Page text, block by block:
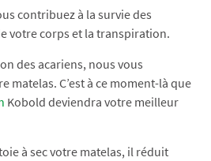
contribuez à la survie des
votre corps et la transpiration.
des acariens, nous vous
matelas. C’est à ce moment-là que
Kobold deviendra votre meilleur
à sec votre matelas, il réduit